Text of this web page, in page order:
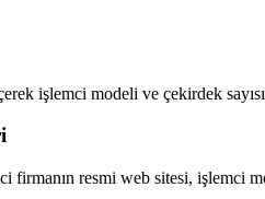
işlemci modeli ve çekirdek
firmanın resmi web sitesi, işlemci